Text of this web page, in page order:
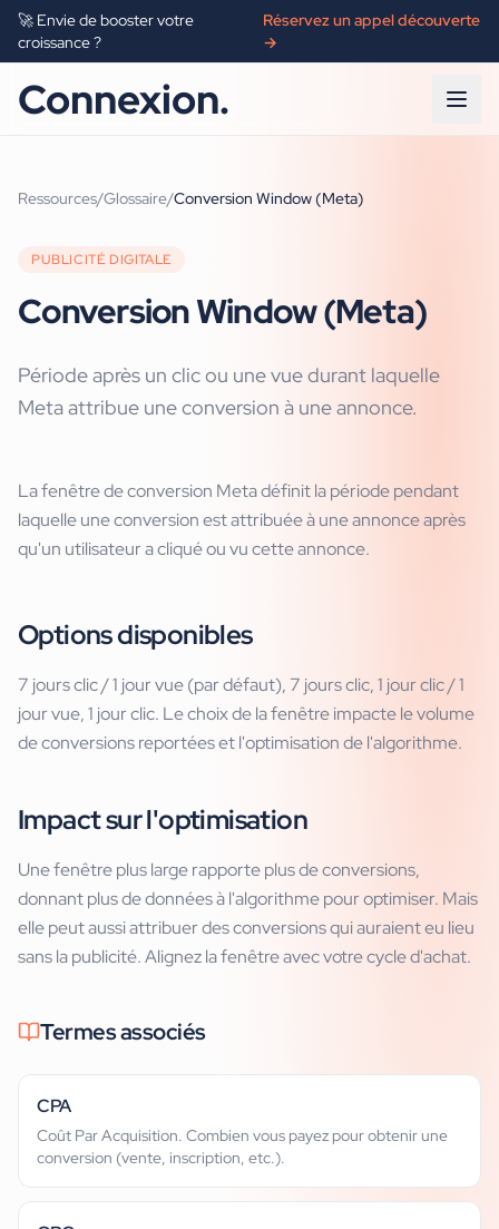
🚀 Envie de booster votre
croissance ?
Réservez un appel découverte
→
Connexion.
Ressources/Glossaire/Conversion Window (Meta)
PUBLICITÉ DIGITALE
Conversion Window (Meta)
Période après un clic ou une vue durant laquelle
Meta attribue une conversion à une annonce.
La fenêtre de conversion Meta définit la période pendant
laquelle une conversion est attribuée à une annonce après
qu'un utilisateur a cliqué ou vu cette annonce.
Options disponibles
7 jours clic / 1 jour vue (par défaut), 7 jours clic, 1 jour clic / 1
jour vue, 1 jour clic. Le choix de la fenêtre impacte le volume
de conversions reportées et l'optimisation de l'algorithme.
Impact sur l'optimisation
Une fenêtre plus large rapporte plus de conversions,
donnant plus de données à l'algorithme pour optimiser. Mais
elle peut aussi attribuer des conversions qui auraient eu lieu
sans la publicité. Alignez la fenêtre avec votre cycle d'achat.
Termes associés
CPA
Coût Par Acquisition. Combien vous payez pour obtenir une
conversion (vente, inscription, etc.).